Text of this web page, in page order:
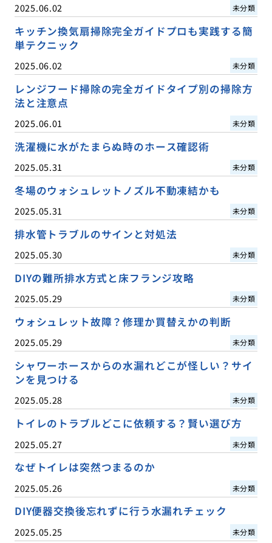
2025.06.02 未分類
キッチン換気扇掃除完全ガイドプロも実践する簡
単テクニック
2025.06.02 未分類
レンジフード掃除の完全ガイドタイプ別の掃除方
法と注意点
2025.06.01 未分類
洗濯機に水がたまらぬ時のホース確認術
2025.05.31 未分類
冬場のウォシュレットノズル不動凍結かも
2025.05.31 未分類
排水管トラブルのサインと対処法
2025.05.30 未分類
DIYの難所排水方式と床フランジ攻略
2025.05.29 未分類
ウォシュレット故障？修理か買替えかの判断
2025.05.29 未分類
シャワーホースからの水漏れどこが怪しい？サイ
ンを見つける
2025.05.28 未分類
トイレのトラブルどこに依頼する？賢い選び方
2025.05.27 未分類
なぜトイレは突然つまるのか
2025.05.26 未分類
DIY便器交換後忘れずに行う水漏れチェック
2025.05.25 未分類